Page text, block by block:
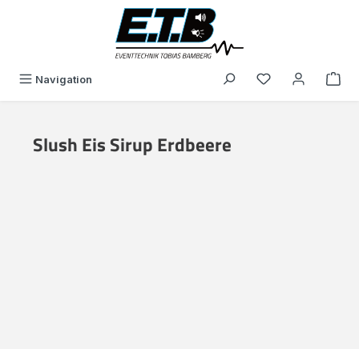
Navigation You have 0
Slush Eis Sirup Erdbeere